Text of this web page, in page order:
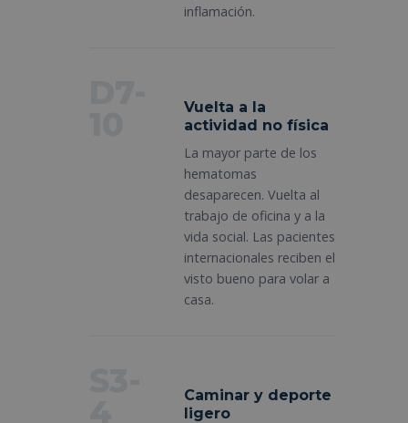
inflamación.
Vuelta a la
actividad no física
La mayor parte de los
hematomas
desaparecen. Vuelta al
trabajo de oficina y a la
vida social. Las pacientes
internacionales reciben el
visto bueno para volar a
casa.
Caminar y deporte
ligero